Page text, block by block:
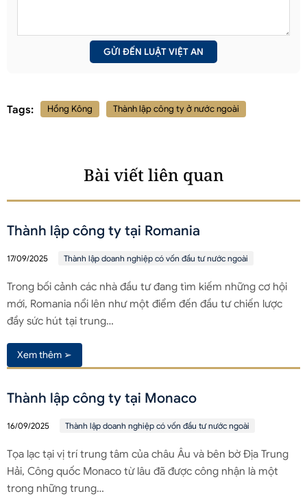
Tags: Hồng Kông Thành lập công ty ở nước ngoài
Bài viết liên quan
Thành lập công ty tại Romania
17/09/2025 Thành lập doanh nghiệp có vốn đầu tư nước ngoài
Trong bối cảnh các nhà đầu tư đang tìm kiếm những cơ hội
mới, Romania nổi lên như một điểm đến đầu tư chiến lược
đầy sức hút tại trung…
Xem thêm ➢
Thành lập công ty tại Monaco
16/09/2025 Thành lập doanh nghiệp có vốn đầu tư nước ngoài
Tọa lạc tại vị trí trung tâm của châu Âu và bên bờ Địa Trung
Hải, Công quốc Monaco từ lâu đã được công nhận là một
trong những trung…